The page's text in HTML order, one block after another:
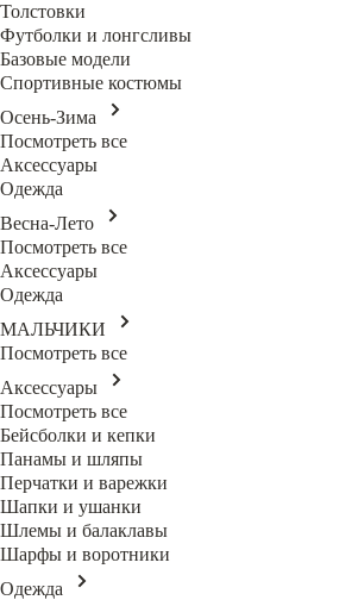
Толстовки
Футболки и лонгсливы
Базовые модели
Спортивные костюмы
Осень-Зима
Посмотреть все
Аксессуары
Одежда
Весна-Лето
Посмотреть все
Аксессуары
Одежда
МАЛЬЧИКИ
Посмотреть все
Аксессуары
Посмотреть все
Бейсболки и кепки
Панамы и шляпы
Перчатки и варежки
Шапки и ушанки
Шлемы и балаклавы
Шарфы и воротники
Одежда